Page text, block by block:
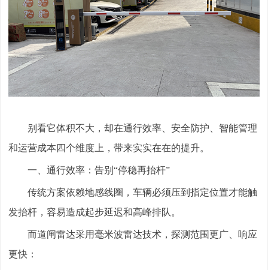
别看它体积不大，却在通行效率、安全防护、智能管理
和运营成本四个维度上，带来实实在在的提升。
一、通行效率：告别“停稳再抬杆”
传统方案依赖地感线圈，车辆必须压到指定位置才能触
发抬杆，容易造成起步延迟和高峰排队。
而道闸雷达采用毫米波雷达技术，探测范围更广、响应
更快：